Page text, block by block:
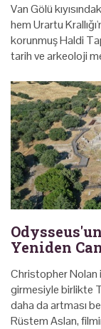
Van Gölü
hem Urartu
korunmuş Haldi
tarih ve arkeoloji
Yeniden
Christopher Nolan
girmesiyle birlikte
daha da artması
Rüstem Aslan,